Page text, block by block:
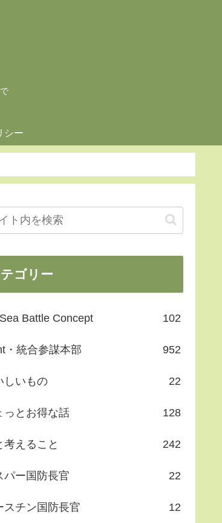
シー
ゴリー
Battle Concept 102
・統合参謀本部 952
しいもの 22
っとお得な話 128
考えること 242
パー国防長官 22
スチン国防長官 12